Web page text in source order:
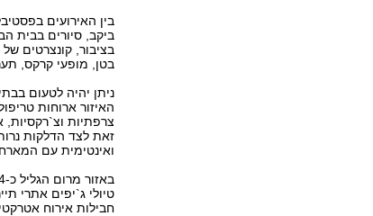
בין האירועים
ביקב, סיורים בבית
בציבור, קונצרטים של
בטן, מופעי קרקס,
ניתן יהיה לטעום
האיזור ארוחות
צרפתיות וצ`רקסיות,
זאת לצד הדלקות נרות
ואינטימית עם
טיולי ג`יפים אתרי
חבילות אירוח